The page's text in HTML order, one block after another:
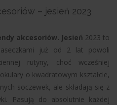
– jesień 2023
akcesoriów. Jesień 2023 to
już od 2 lat powoli
rutyny, choć wcześniej
o kwadratowym kształcie,
soczewek, ale składają się z
Pasują do absolutnie każdej